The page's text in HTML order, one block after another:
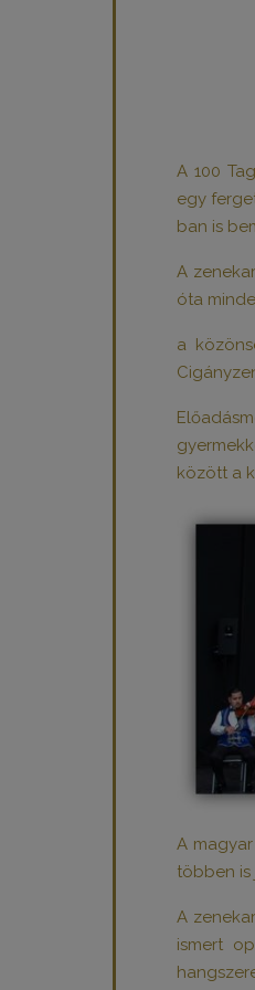
A 100
egy
ban is
A
óta
a
között a
A
többen is
A
ismert